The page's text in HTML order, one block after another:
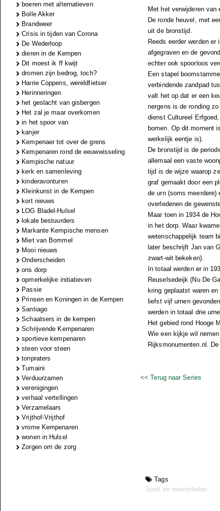
boeren met alternatieven
Bolle Akker
Brandweer
Crisis in tijden van Corona
De Wederloop
dieren in de Kempen
Dit moest ik ff kwijt
dromen zijn bedrog, toch?
Harrie Coppens, wereldfietser
Herinneringen
het geslacht van gisbergen
Het zal je maar overkomen
in het spoor van
kanjer
Kempenaer tot over de grens
Kempenaren rond de eeuwwisseling
Kempische natuur
kerk en samenleving
kinderavonturen
Kleinkunst in de Kempen
kort nieuws
LOG Bladel-Hulsel
lokale bestuurders
Markante Kempische mensen
Miet van Bommel
Mooi nieuws
Onderscheiden
ons dorp
opmerkelijke initiatieven
Passie
Prinsen en Koningen in de Kempen
Santiago
Schaatsers in de kempen
Schrijvende Kempenaren
sportieve kempenaren
steen voor steen
tonpraters
Tumaini
Verduurzamen
verenigingen
verhaal vertellingen
Verzamelaars
Vrijthof-Vrijthof
vrome Kempenaren
wonen in Hulsel
Zorgen om de zorg
Met het verwijderen
De ronde heuvel, met
uit de bronstijd.
Reeds eerder werden
afgegraven en de
echter ook spoorloos
Een stapel
verbindende zandpad
valt het op dat er een
nergens is de ronding
dienst Cultureel
bomen. Op dit moment
werkelijk eentje is).
De bronstijd is de
allemaal een vaste
tijd is de wijze waarop
graf gemaakt door een
de urn (soms meerdere)
overledenen de
Maar toen in 1934 de
in het dorp. Waar
wetenschappelijk team
later beschrijft Jan van
zwart-wit bekeken).
In totaal werden er in
Reuselsedeijk (Nu De
kring geplaatst waren
liefst vijf urnen
werden in totaal drie
Het gebied rond Hooge
Wie een kijkje wil
Rijksmonumenten.nl.
<< Terug naar Series
Tags
Sport en reisverhalen